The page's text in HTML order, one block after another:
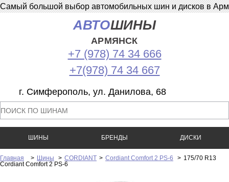
Самый большой выбор автомобильных шин и дисков в
АВТОШИНЫ
АРМЯНСК
+7 (978) 74 34 666
+7(978) 74 34 667
г. Симферополь, ул. Данилова, 68
ШИНЫ БРЕНДЫ ДИСКИ
Главная > Шины > CORDIANT > Cordiant Comfort 2 PS-6 > 175/70 R13
Cordiant Comfort 2 PS-6